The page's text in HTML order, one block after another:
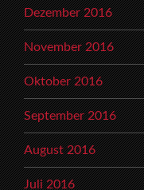
Dezember 2016
November 2016
Oktober 2016
September 2016
August 2016
Juli 2016